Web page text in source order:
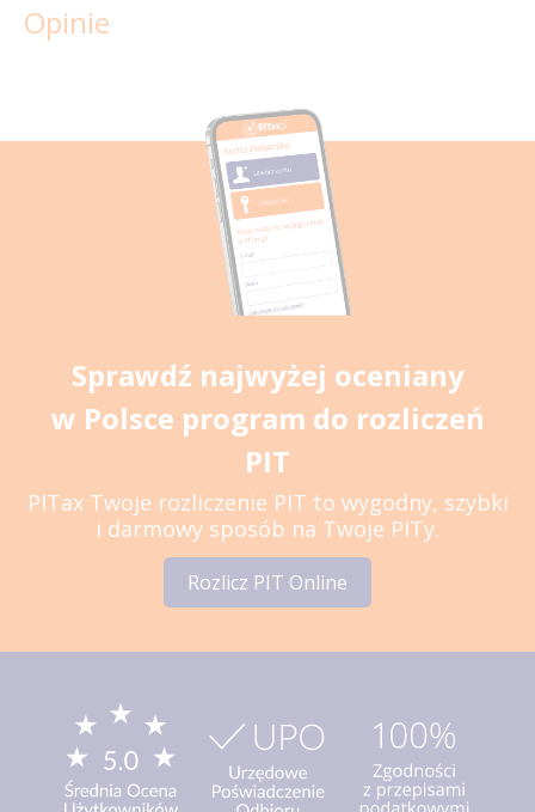
Opinie
Sprawdź najwyżej oceniany
w Polsce program do rozliczeń
PIT
PITax Twoje rozliczenie PIT to wygodny, szybki
i darmowy sposób na Twoje PITy.
Rozlicz PIT Online